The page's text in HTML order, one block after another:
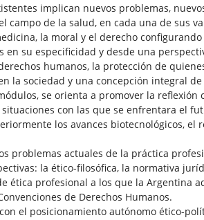
implican nuevos problemas,
campo de la salud, en cada una de sus
la moral y el derecho
en su especificidad y desde una
humanos, la protección de
la sociedad y una concepción integral
se orienta a promover la reflexión
con las que se enfrentara el
los avances biotecnológicos, el
problemas actuales de la práctica
la ético-filosófica, la normativa
ética profesional a los que la Argentina
de Derechos Humanos.
el posicionamiento autónomo ético-